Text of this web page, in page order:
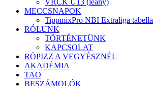
VRCK U13 (leány)
MECCSNAPOK
TippmixPro NBI Extraliga tabella
RÓLUNK
TÖRTÉNETÜNK
KAPCSOLAT
RÖPIZZ A VEGYÉSZNÉL
AKADÉMIA
TAO
BESZÁMOLÓK